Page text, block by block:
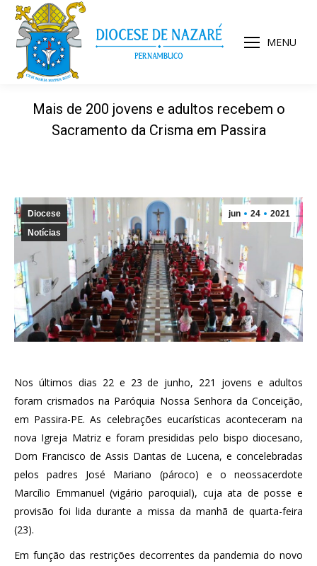
MENU
Mais de 200 jovens e adultos recebem o
Sacramento da Crisma em Passira
jun 24 2021
Diocese
Notícias
Nos últimos dias 22 e 23 de junho, 221 jovens e adultos
foram crismados na Paróquia Nossa Senhora da Conceição,
em Passira-PE. As celebrações eucarísticas aconteceram na
nova Igreja Matriz e foram presididas pelo bispo diocesano,
Dom Francisco de Assis Dantas de Lucena, e concelebradas
pelos padres José Mariano (pároco) e o neossacerdote
Marcílio Emmanuel (vigário paroquial), cuja ata de posse e
provisão foi lida durante a missa da manhã de quarta-feira
(23).
Em função das restrições decorrentes da pandemia do novo